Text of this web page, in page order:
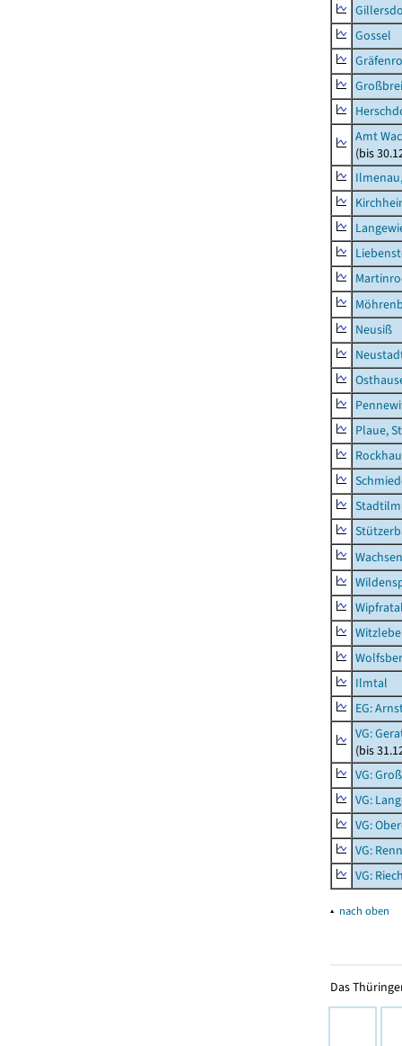
Gossel
Amt
(bis
Neusiß
Plaue,
Ilmtal
EG:
VG:
(bis
VG:
VG:
VG:
VG:
VG:
▴ nach oben
Das